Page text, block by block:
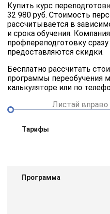
Купить курс
32 980 руб. Стоимость
рассчитывается в
и срока обучения.
профпереподготовку
предоставляются скидки.
Бесплатно рассчитать
программы переобучения
калькуляторе или по
Листай вправо
Тарифы
Программа